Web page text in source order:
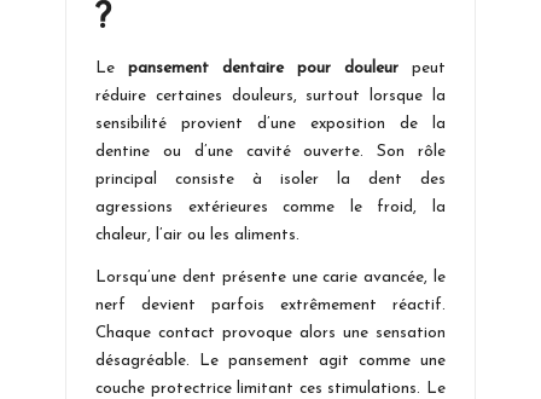
?
Le pansement dentaire pour douleur peut
réduire certaines douleurs, surtout lorsque la
sensibilité provient d’une exposition de la
dentine ou d’une cavité ouverte. Son rôle
principal consiste à isoler la dent des
agressions extérieures comme le froid, la
chaleur, l’air ou les aliments.
Lorsqu’une dent présente une carie avancée, le
nerf devient parfois extrêmement réactif.
Chaque contact provoque alors une sensation
désagréable. Le pansement agit comme une
couche protectrice limitant ces stimulations. Le